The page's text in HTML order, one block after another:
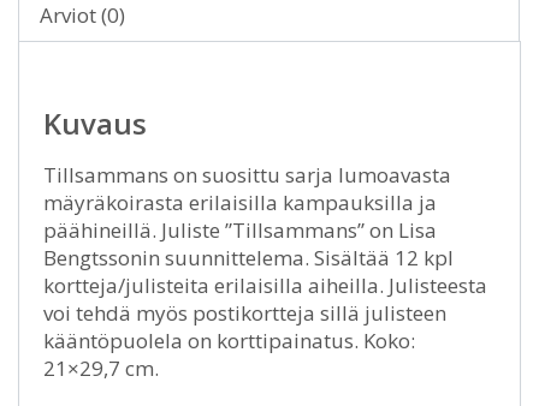
Arviot (0)
Kuvaus
Tillsammans on suosittu sarja lumoavasta
mäyräkoirasta erilaisilla kampauksilla ja
päähineillä. Juliste ”Tillsammans” on Lisa
Bengtssonin suunnittelema. Sisältää 12 kpl
kortteja/julisteita erilaisilla aiheilla. Julisteesta
voi tehdä myös postikortteja sillä julisteen
kääntöpuolela on korttipainatus. Koko:
21×29,7 cm.